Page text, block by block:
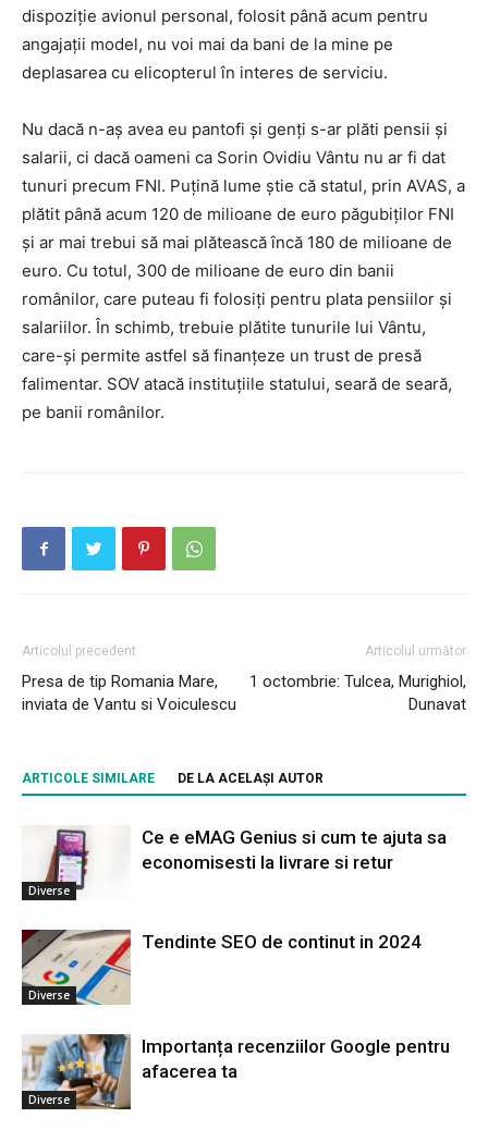
dispoziţie avionul personal, folosit până acum pentru
angajaţii model, nu voi mai da bani de la mine pe
deplasarea cu elicopterul în interes de serviciu.
Nu dacă n-aş avea eu pantofi şi genţi s-ar plăti pensii şi
salarii, ci dacă oameni ca Sorin Ovidiu Vântu nu ar fi dat
tunuri precum FNI. Puţină lume ştie că statul, prin AVAS, a
plătit până acum 120 de milioane de euro păgubiţilor FNI
şi ar mai trebui să mai plătească încă 180 de milioane de
euro. Cu totul, 300 de milioane de euro din banii
românilor, care puteau fi folosiţi pentru plata pensiilor şi
salariilor. În schimb, trebuie plătite tunurile lui Vântu,
care-şi permite astfel să finanţeze un trust de presă
falimentar. SOV atacă instituţiile statului, seară de seară,
pe banii românilor.
Articolul precedent
Presa de tip Romania Mare,
inviata de Vantu si Voiculescu
Articolul următor
1 octombrie: Tulcea, Murighiol,
Dunavat
ARTICOLE SIMILARE DE LA ACELAȘI AUTOR
Diverse
Ce e eMAG Genius si cum te ajuta sa
economisesti la livrare si retur
Diverse
Tendinte SEO de continut in 2024
Diverse
Importanța recenziilor Google pentru
afacerea ta